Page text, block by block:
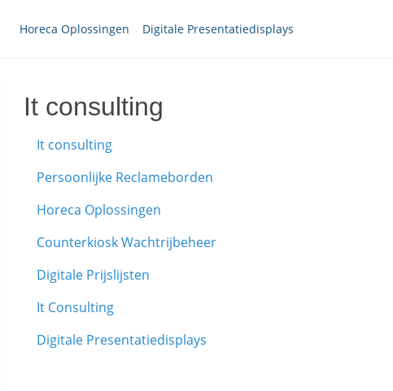
Horeca Oplossingen Digitale Presentatiedisplays
It consulting
It consulting
Persoonlijke Reclameborden
Horeca Oplossingen
Counterkiosk Wachtrijbeheer
Digitale Prijslijsten
It Consulting
Digitale Presentatiedisplays